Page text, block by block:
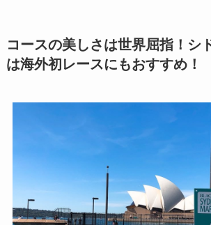
コースの美しさは世界屈指！シ
は海外初レースにもおすすめ！